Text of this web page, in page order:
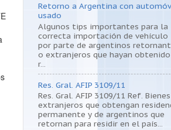
Retorno a Argentina con
usado
Algunos tips importantes para la
correcta importación de vehículo
por parte de argentinos
o extranjeros que hayan
r...
Res. Gral. AFIP 3109/11
Res. Gral. AFIP 3109/11 Ref.
extranjeros que obtengan
permanente y de argentinos que
retornan para residir en el país...